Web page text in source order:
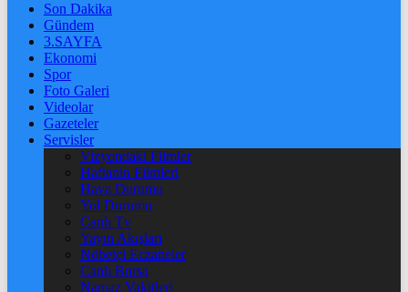
Son Dakika
Gündem
3.SAYFA
Ekonomi
Spor
Foto Galeri
Videolar
Gazeteler
Servisler
Vizyondaki Filmler
Haftanin Filmleri
Hava Durumu
Yol Durumu
Canlı Tv
Yayın Akışları
Nöbetçi Eczaneler
Canlı Borsa
Namaz Vakitleri